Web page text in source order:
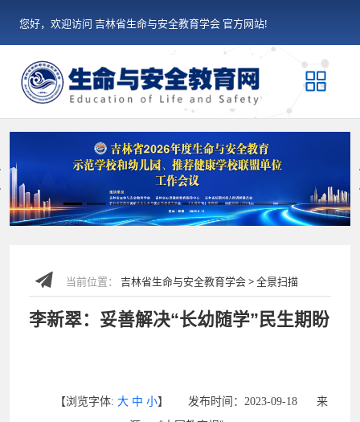
您好，欢迎访问 吉林省生命与安全教育学会 官方网站!
当前位置： 吉林省生命与安全教育学会 > 全景扫描
李新翠：妥善解决“长幼随学”民生期盼
【浏览字体: 大 中 小】 发布时间：2023-09-18 来